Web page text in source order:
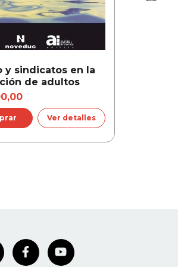
y sindicatos en la
de adultos
Ver detalles